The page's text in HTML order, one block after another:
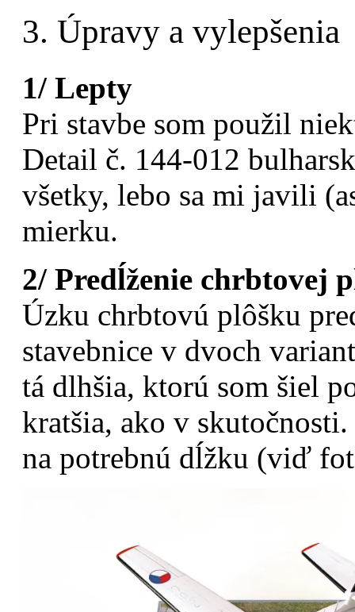
3. Úpravy a vylepšenia
1/ Lepty
Pri stavbe som použil
Detail č. 144-012
všetky, lebo sa mi javili
mierku.
2/ Predĺženie chrbtovej
Úzku chrbtovú plôšku
stavebnice v dvoch
tá dlhšia, ktorú som šiel
kratšia, ako v
na potrebnú dĺžku (viď